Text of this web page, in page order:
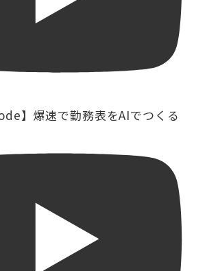
】爆速で勤務表をAIでつくる